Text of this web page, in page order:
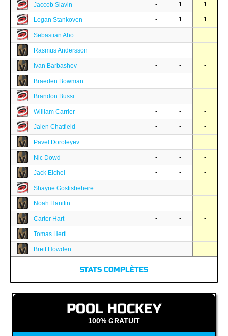
Jaccob Slavin - 1 1
Logan Stankoven - 1 1
Sebastian Aho - - -
Rasmus Andersson - - -
Ivan Barbashev - - -
Braeden Bowman - - -
Brandon Bussi - - -
William Carrier - - -
Jalen Chatfield - - -
Pavel Dorofeyev - - -
Nic Dowd - - -
Jack Eichel - - -
Shayne Gostisbehere - - -
Noah Hanifin - - -
Carter Hart - - -
Tomas Hertl - - -
Brett Howden - - -
STATS COMPLÈTES
POOL HOCKEY
100% GRATUIT